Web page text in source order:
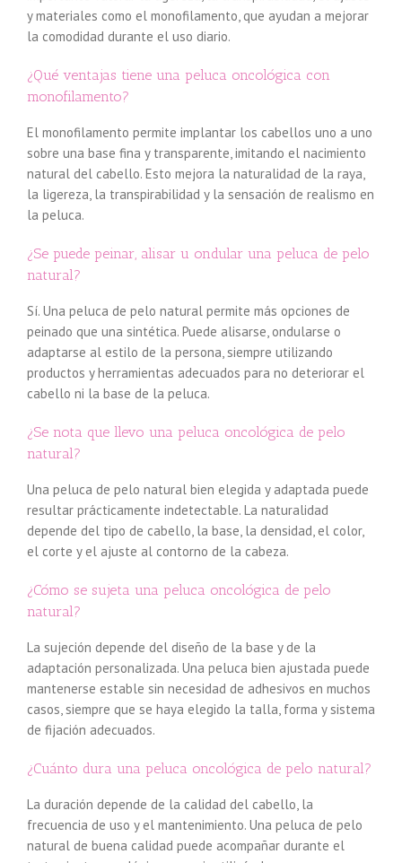
y materiales como el monofilamento, que ayudan a mejorar
la comodidad durante el uso diario.
¿Qué ventajas tiene una peluca oncológica con
monofilamento?
El monofilamento permite implantar los cabellos uno a uno
sobre una base fina y transparente, imitando el nacimiento
natural del cabello. Esto mejora la naturalidad de la raya,
la ligereza, la transpirabilidad y la sensación de realismo en
la peluca.
¿Se puede peinar, alisar u ondular una peluca de pelo
natural?
Sí. Una peluca de pelo natural permite más opciones de
peinado que una sintética. Puede alisarse, ondularse o
adaptarse al estilo de la persona, siempre utilizando
productos y herramientas adecuados para no deteriorar el
cabello ni la base de la peluca.
¿Se nota que llevo una peluca oncológica de pelo
natural?
Una peluca de pelo natural bien elegida y adaptada puede
resultar prácticamente indetectable. La naturalidad
depende del tipo de cabello, la base, la densidad, el color,
el corte y el ajuste al contorno de la cabeza.
¿Cómo se sujeta una peluca oncológica de pelo
natural?
La sujeción depende del diseño de la base y de la
adaptación personalizada. Una peluca bien ajustada puede
mantenerse estable sin necesidad de adhesivos en muchos
casos, siempre que se haya elegido la talla, forma y sistema
de fijación adecuados.
¿Cuánto dura una peluca oncológica de pelo natural?
La duración depende de la calidad del cabello, la
frecuencia de uso y el mantenimiento. Una peluca de pelo
natural de buena calidad puede acompañar durante el